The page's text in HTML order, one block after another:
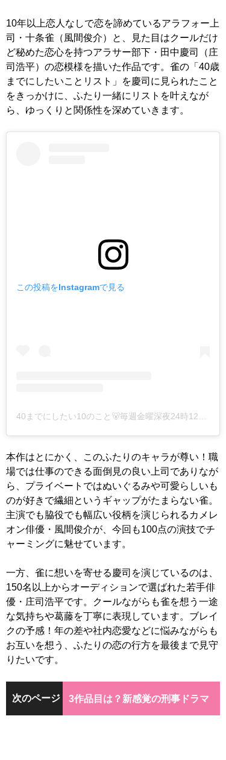
10年以上恋人なしで恋を諦めているアラフォー上
司・十条雀（風間俊介）と、見た目はクールだけ
ど秘めた恋心を持つアラサー部下・田中慶司（庄
司浩平）の恋模様を描いた作品です。雀の「40歳
までにしたいことリスト」を慶司に見られたこと
をきっかけに、ふたり一緒にリストを叶えなが
ら、ゆっくりと関係性を深めていきます。
この投稿をInstagramで見る
40までにしたい10のこと🐻毎週金曜深夜24時12分から放送中🫧【公式】(@40_10things_tx)がシェアした投稿
本作はとにかく、このふたりのキャラが尊い！職
場では仕事のできる面倒見の良い上司でありなが
ら、プライベートではぬいぐるみや可愛らしいも
のが好きで繊細というギャップがたまらない雀。
主演でも脇役でも幅広い役柄を演じられるカメレ
オン俳優・風間俊介が、今回も100点の演技でチ
ャーミングに魅せています。
一方、雀に想いを寄せる慶司を演じているのは、
150名以上からオーディションで選ばれた若手俳
優・庄司浩平です。クールながらも雀を想う一途
な気持ちや葛藤を丁寧に表現しています。ブレイ
クの予感！年の差や社内恋愛などに悩みながらも
お互いを想う、ふたりの恋の行方を最後まで見守
りたいです。
次のページ 3作品目は？新感覚の刑事ドラマ